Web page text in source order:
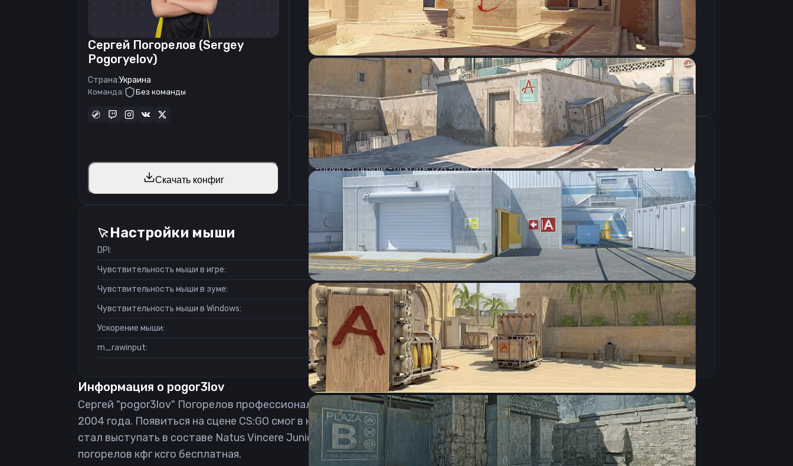
Сергей Погорелов (Sergey
Pogoryelov)
Страна:Украина
Команда: Без команды
Скачать конфиг
CSGO-U4Udt-caTxo-S6Jjw-wBibM-WiA6Q
Скопировать
Параметры запуска
-novid -console -tickrate 128 -freq 240
Скопировать
Настройки мыши
DPI:
400
Чувствительность мыши в игре:
1.68
Чувствительность мыши в зуме:
1
Чувствительность мыши в Windows:
6/11
Ускорение мыши:
0
m_rawinput:
1
Настройки экрана
Разрешение
1280×960
Соотношение сторон
4:3
Формат изображения
Растянутое
Частота обновления
Информация о pogor3lov
Сергей "pogor3lov" Погорелов профессиональный Counter-Strike: Global Offensive игрок из Украины. Родился 10 ноября
2004 года. Появиться на сцене CS:GO смог в конце 2020, когда был принят в академию Natus Vincere Youth. 11 марта 2021
стал выступать в составе Natus Vincere Junior. Скачать pogor3lov cfg csgo можно лишь с нашего сайта. Загрузка
погорелов кфг ксго бесплатная.